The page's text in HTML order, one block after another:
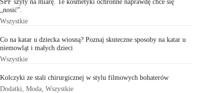
„nosić”.
Wszystkie
Co na katar u dziecka wiosną? Poznaj skuteczne sposoby na katar u
niemowląt i małych dzieci
Wszystkie
Kolczyki ze stali chirurgicznej w stylu filmowych bohaterów
Dodatki Moda Wszystkie